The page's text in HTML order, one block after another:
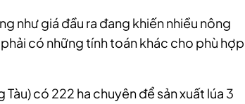
như giá đầu ra đang khiến nhiều nông
có những tính toán khác cho phù hợp
Tàu) có 222 ha chuyên để sản xuất lúa 3